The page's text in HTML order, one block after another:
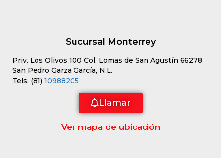
Sucursal Monterrey
Priv. Los Olivos 100 Col. Lomas de San Agustín 66278
San Pedro Garza García, N.L.
Tels. (81) 10988205
Llamar
Ver mapa de ubicación